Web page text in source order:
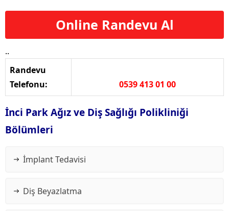
Online Randevu Al
..
Randevu
Telefonu:
0539 413 01 00
İnci Park Ağız ve Diş Sağlığı Polikliniği
Bölümleri
İmplant Tedavisi
Diş Beyazlatma